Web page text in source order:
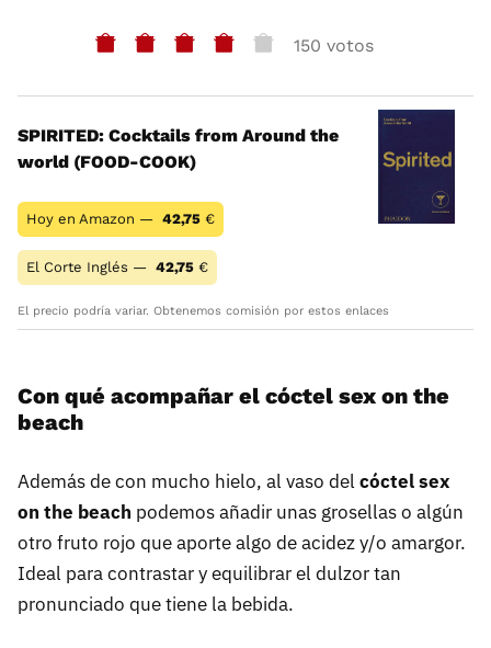
150 votos
SPIRITED: Cocktails from Around the
world (FOOD-COOK)
Hoy en Amazon — 42,75 €
El Corte Inglés — 42,75 €
El precio podría variar. Obtenemos comisión por estos enlaces
Con qué acompañar el cóctel sex on the
beach
Además de con mucho hielo, al vaso del cóctel sex
on the beach podemos añadir unas grosellas o algún
otro fruto rojo que aporte algo de acidez y/o amargor.
Ideal para contrastar y equilibrar el dulzor tan
pronunciado que tiene la bebida.